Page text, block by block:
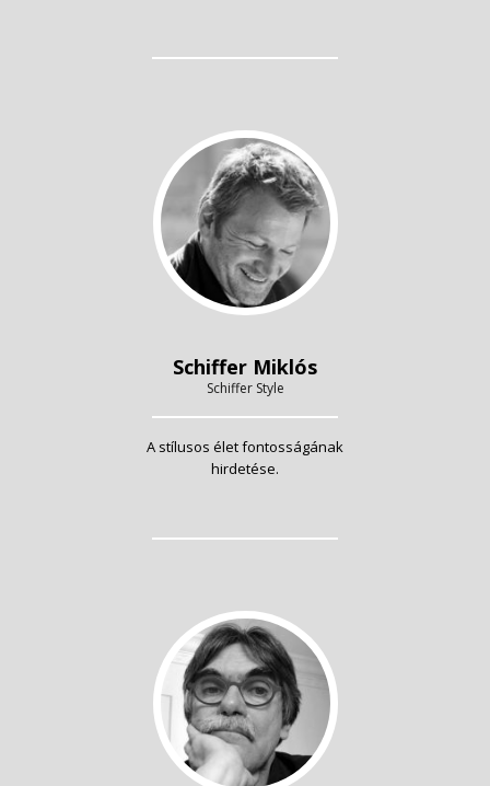
Schiffer Miklós
Schiffer Style
A stílusos élet fontosságának
hirdetése.